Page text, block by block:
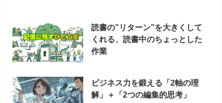
読書の”リターン”を大きくして
くれる、読書中のちょっとした
作業
ビジネス力を鍛える「2軸の理
解」＋「2つの編集的思考」